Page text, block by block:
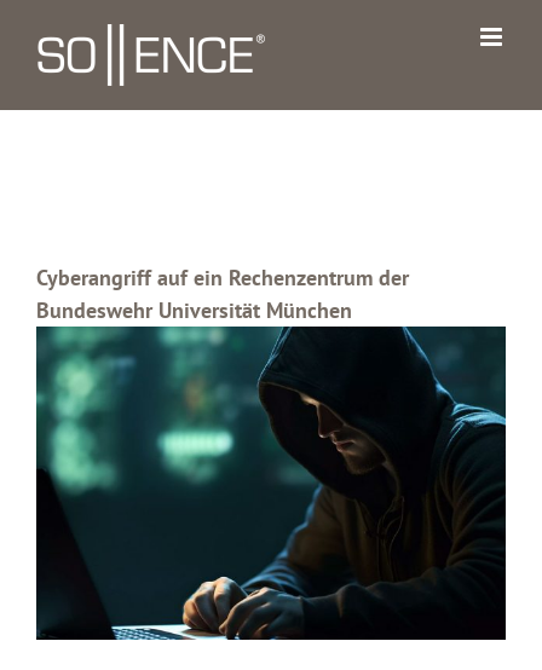
Inhalt
springen
Cyberangriff auf ein Rechenzentrum der
Bundeswehr Universität München
Zeige
grösseres
Bild